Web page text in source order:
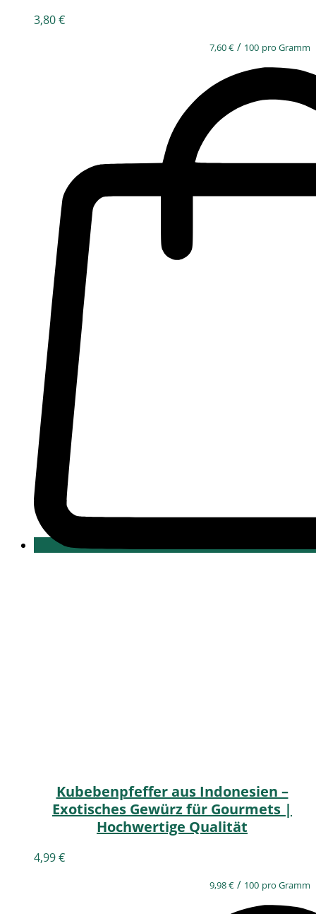
3,80€
7,60€ / 100 pro Gramm
Kubebenpfeffer aus Indonesien –
Exotisches Gewürz für Gourmets |
Hochwertige Qualität
4,99€
9,98€ / 100 pro Gramm